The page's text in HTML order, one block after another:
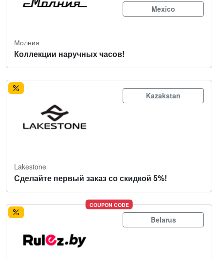
Mexico
Молния
Коллекции наручных часов!
Kazakstan
Lakestone
Сделайте первый заказ со скидкой 5%!
COUPON CODE
Belarus